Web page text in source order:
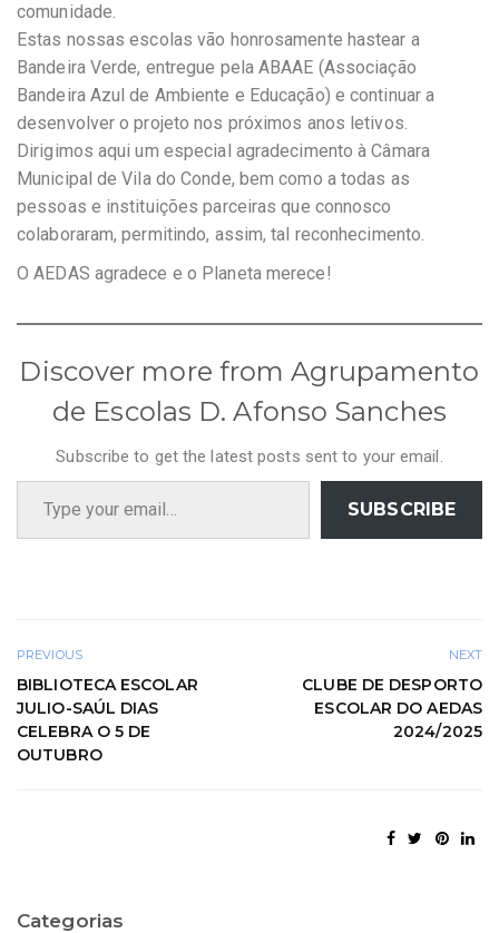
comunidade.
Estas nossas escolas vão honrosamente hastear a
Bandeira Verde, entregue pela ABAAE (Associação
Bandeira Azul de Ambiente e Educação) e continuar a
desenvolver o projeto nos próximos anos letivos.
Dirigimos aqui um especial agradecimento à Câmara
Municipal de Vila do Conde, bem como a todas as
pessoas e instituições parceiras que connosco
colaboraram, permitindo, assim, tal reconhecimento.
O AEDAS agradece e o Planeta merece!
Discover more from Agrupamento
de Escolas D. Afonso Sanches
Subscribe to get the latest posts sent to your email.
Type your email…
SUBSCRIBE
PREVIOUS
BIBLIOTECA ESCOLAR
JULIO-SAÚL DIAS
CELEBRA O 5 DE
OUTUBRO
NEXT
CLUBE DE DESPORTO
ESCOLAR DO AEDAS
2024/2025
Categorias